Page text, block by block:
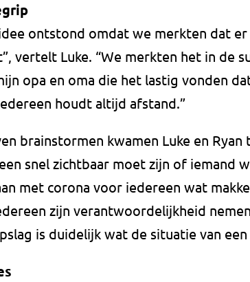
ontstond omdat we merkten dat
vertelt Luke. “We merkten het in de
opa en oma die het lastig vonden
houdt altijd afstand.”
brainstormen kwamen Luke en
snel zichtbaar moet zijn of iemand
met corona voor iedereen wat
zijn verantwoordelijkheid
is duidelijk wat de situatie van een